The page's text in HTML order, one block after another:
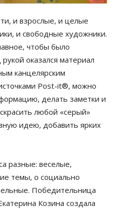
и взрослые, и целые
и свободные художники.
чтобы было
оказался материал
канцелярским
Post-it®, можно
делать заметки и
любой «серый»
идею, добавить ярких
разные: веселые,
темы, о социально
Победительница
Козина создала